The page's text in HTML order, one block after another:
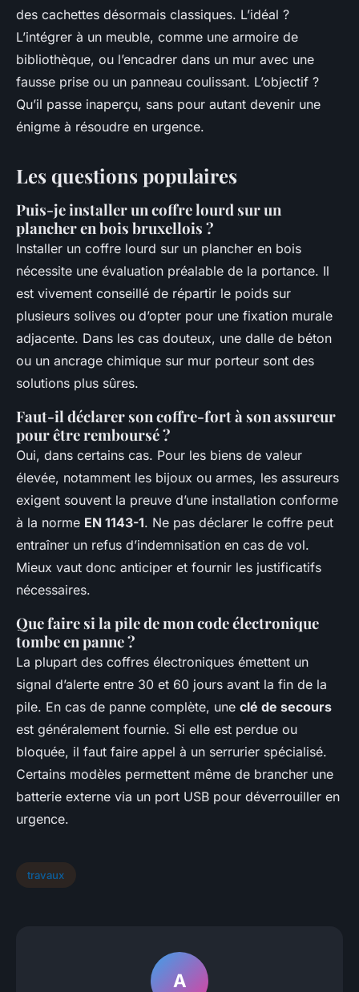
des cachettes désormais classiques. L’idéal ?
L’intégrer à un meuble, comme une armoire de
bibliothèque, ou l’encadrer dans un mur avec une
fausse prise ou un panneau coulissant. L’objectif ?
Qu’il passe inaperçu, sans pour autant devenir une
énigme à résoudre en urgence.
Les questions populaires
Puis-je installer un coffre lourd sur un
plancher en bois bruxellois ?
Installer un coffre lourd sur un plancher en bois
nécessite une évaluation préalable de la portance. Il
est vivement conseillé de répartir le poids sur
plusieurs solives ou d’opter pour une fixation murale
adjacente. Dans les cas douteux, une dalle de béton
ou un ancrage chimique sur mur porteur sont des
solutions plus sûres.
Faut-il déclarer son coffre-fort à son assureur
pour être remboursé ?
Oui, dans certains cas. Pour les biens de valeur
élevée, notamment les bijoux ou armes, les assureurs
exigent souvent la preuve d’une installation conforme
à la norme EN 1143-1. Ne pas déclarer le coffre peut
entraîner un refus d’indemnisation en cas de vol.
Mieux vaut donc anticiper et fournir les justificatifs
nécessaires.
Que faire si la pile de mon code électronique
tombe en panne ?
La plupart des coffres électroniques émettent un
signal d’alerte entre 30 et 60 jours avant la fin de la
pile. En cas de panne complète, une clé de secours
est généralement fournie. Si elle est perdue ou
bloquée, il faut faire appel à un serrurier spécialisé.
Certains modèles permettent même de brancher une
batterie externe via un port USB pour déverrouiller en
urgence.
travaux
A